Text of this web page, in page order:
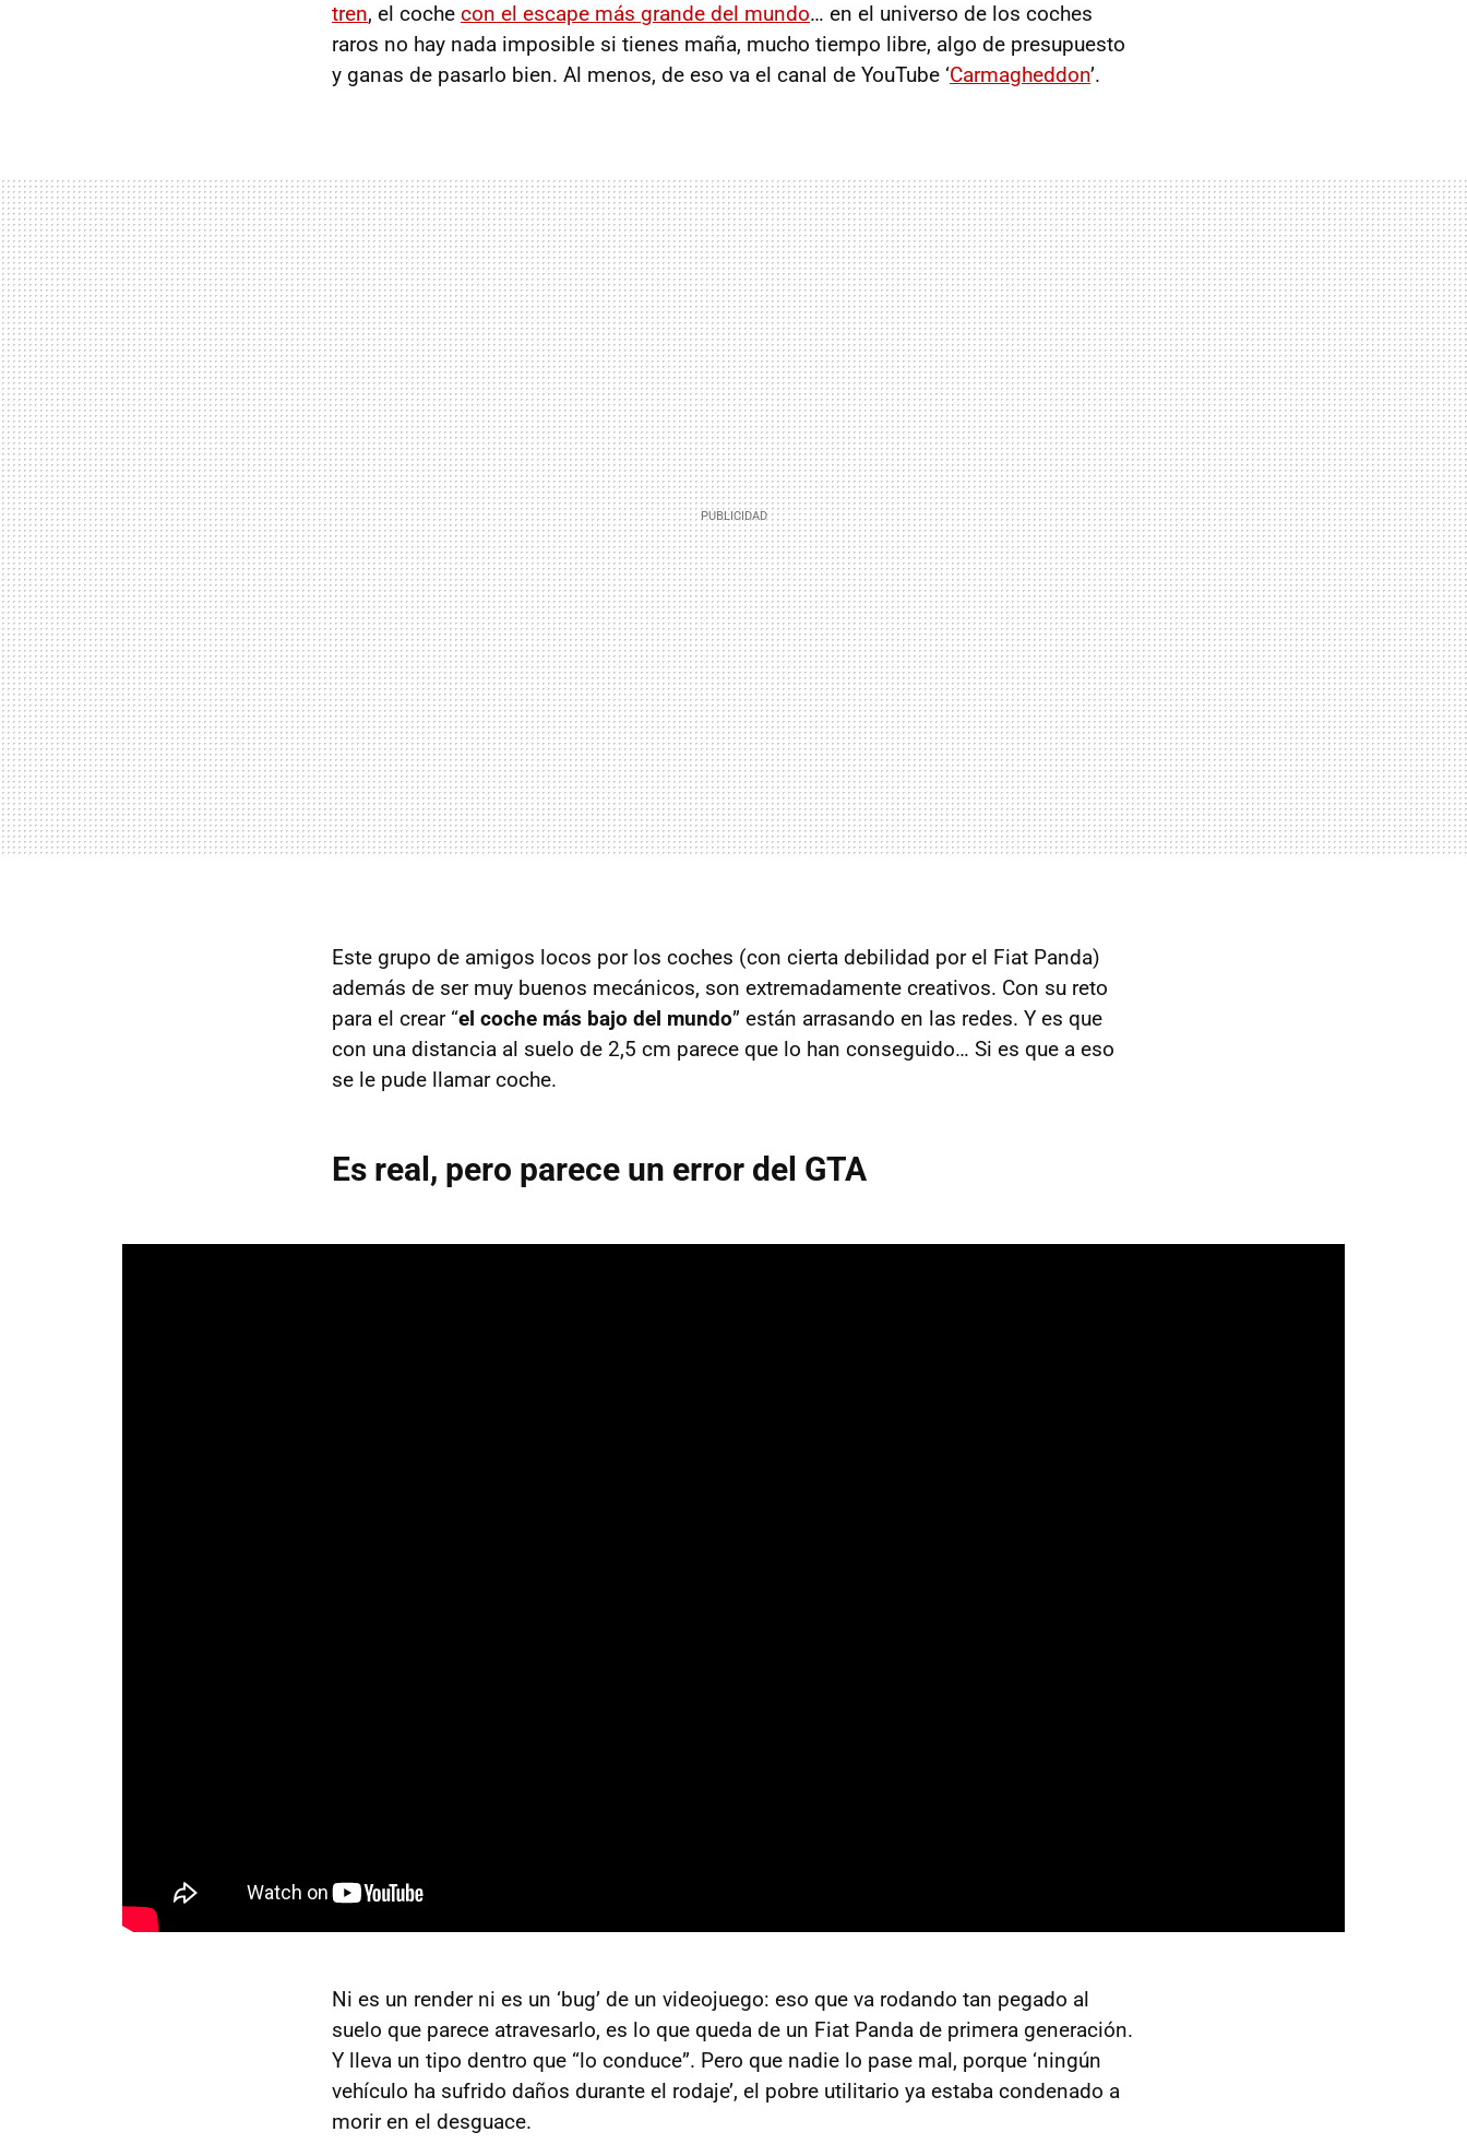
tren, el coche con el escape más grande del mundo… en el universo de los coches
raros no hay nada imposible si tienes maña, mucho tiempo libre, algo de presupuesto
y ganas de pasarlo bien. Al menos, de eso va el canal de YouTube ‘Carmagheddon’.
Este grupo de amigos locos por los coches (con cierta debilidad por el Fiat Panda)
además de ser muy buenos mecánicos, son extremadamente creativos. Con su reto
para el crear “el coche más bajo del mundo” están arrasando en las redes. Y es que
con una distancia al suelo de 2,5 cm parece que lo han conseguido… Si es que a eso
se le pude llamar coche.
Es real, pero parece un error del GTA
Ni es un render ni es un ‘bug’ de un videojuego: eso que va rodando tan pegado al
suelo que parece atravesarlo, es lo que queda de un Fiat Panda de primera generación.
Y lleva un tipo dentro que “lo conduce”. Pero que nadie lo pase mal, porque ‘ningún
vehículo ha sufrido daños durante el rodaje’, el pobre utilitario ya estaba condenado a
morir en el desguace.